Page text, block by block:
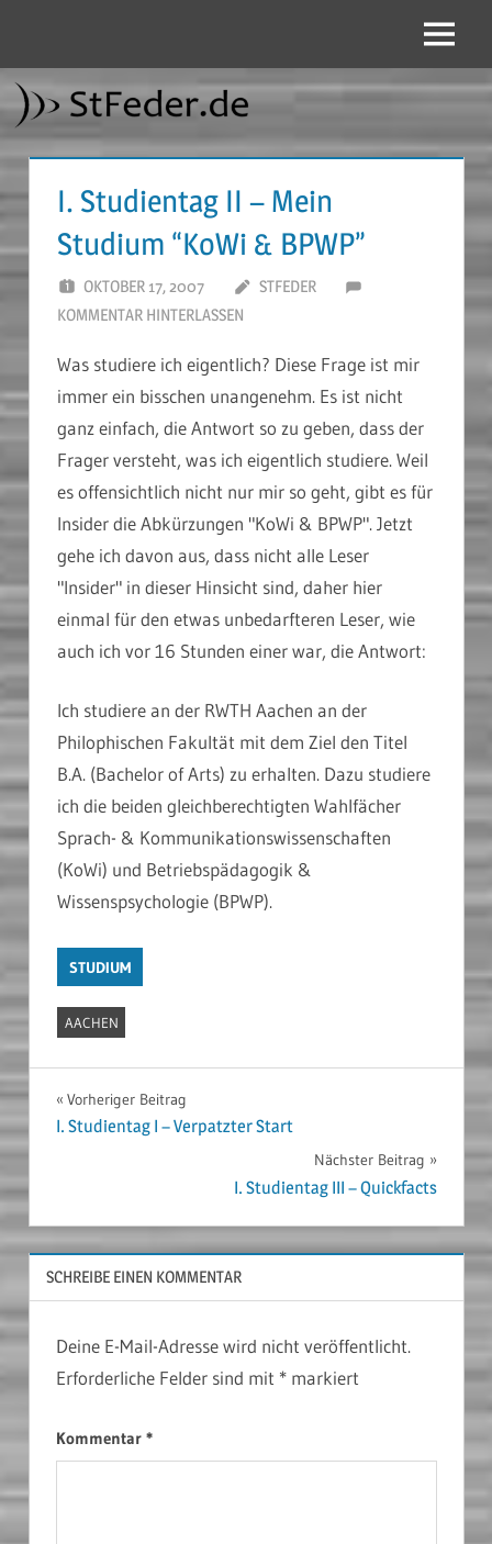
springen
Menü
I. Studientag II – Mein
Studium “KoWi & BPWP”
OKTOBER 17, 2007
STFEDER
KOMMENTAR HINTERLASSEN
Was studiere ich eigentlich? Diese Frage ist mir
immer ein bisschen unangenehm. Es ist nicht
ganz einfach, die Antwort so zu geben, dass der
Frager versteht, was ich eigentlich studiere. Weil
es offensichtlich nicht nur mir so geht, gibt es für
Insider die Abkürzungen "KoWi & BPWP". Jetzt
gehe ich davon aus, dass nicht alle Leser
"Insider" in dieser Hinsicht sind, daher hier
einmal für den etwas unbedarfteren Leser, wie
auch ich vor 16 Stunden einer war, die Antwort:
Ich studiere an der RWTH Aachen an der
Philophischen Fakultät mit dem Ziel den Titel
B.A. (Bachelor of Arts) zu erhalten. Dazu studiere
ich die beiden gleichberechtigten Wahlfächer
Sprach- & Kommunikationswissenschaften
(KoWi) und Betriebspädagogik &
Wissenspsychologie (BPWP).
STUDIUM
AACHEN
Beitragsnavigation
Vorheriger Beitrag
I. Studientag I – Verpatzter Start
Nächster Beitrag
I. Studientag III – Quickfacts
SCHREIBE EINEN KOMMENTAR
Deine E-Mail-Adresse wird nicht veröffentlicht.
Erforderliche Felder sind mit *markiert
Kommentar *